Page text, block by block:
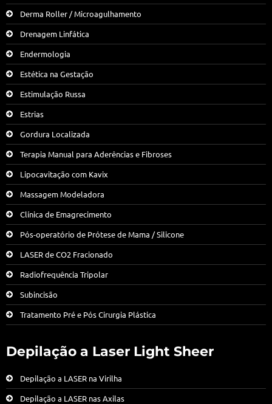
Derma Roller / Microagulhamento
Drenagem Linfática
Endermologia
Estética na Gestação
Estimulação Russa
Estrias
Gordura Localizada
Terapia Manual para Aderências e Fibroses
Lipocavitação com Kavix
Massagem Modeladora
Clínica de Emagrecimento
Pós-operatório de Prótese de Mama / Silicone
LASER de CO2 Fracionado
Radiofrequência Tripolar
Subincisão
Tratamento Pré e Pós Cirurgia Plástica
Depilação a Laser Light Sheer
Depilação a LASER na Virilha
Depilação a LASER nas Axilas